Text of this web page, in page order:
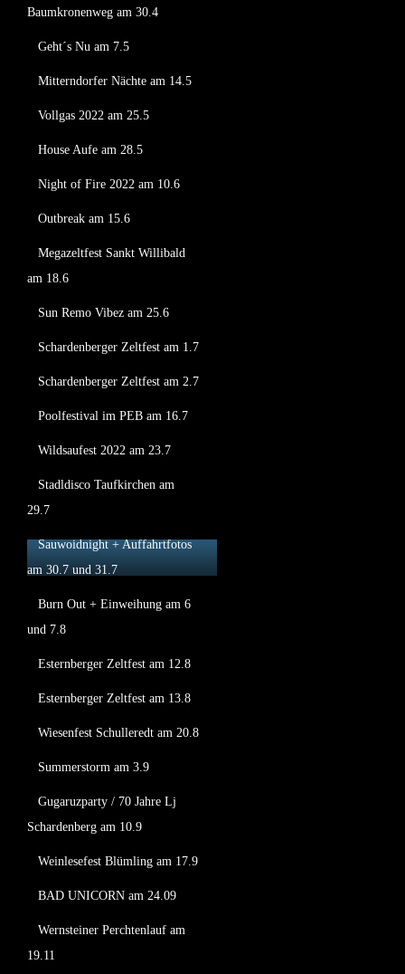
Baumkronenweg am 30.4
Geht´s Nu am 7.5
Mitterndorfer Nächte am 14.5
Vollgas 2022 am 25.5
House Aufe am 28.5
Night of Fire 2022 am 10.6
Outbreak am 15.6
Megazeltfest Sankt Willibald
am 18.6
Sun Remo Vibez am 25.6
Schardenberger Zeltfest am 1.7
Schardenberger Zeltfest am 2.7
Poolfestival im PEB am 16.7
Wildsaufest 2022 am 23.7
Stadldisco Taufkirchen am
29.7
Sauwoidnight + Auffahrtfotos
am 30.7 und 31.7
Burn Out + Einweihung am 6
und 7.8
Esternberger Zeltfest am 12.8
Esternberger Zeltfest am 13.8
Wiesenfest Schulleredt am 20.8
Summerstorm am 3.9
Gugaruzparty / 70 Jahre Lj
Schardenberg am 10.9
Weinlesefest Blümling am 17.9
BAD UNICORN am 24.09
Wernsteiner Perchtenlauf am
19.11